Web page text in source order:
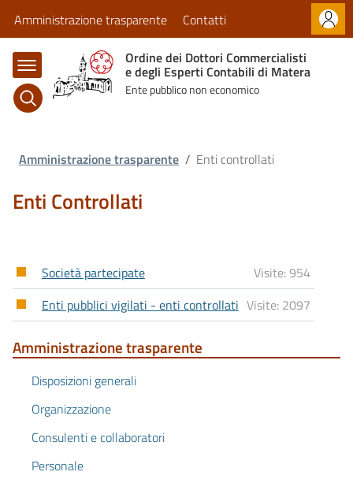
Amministrazione trasparente
Contatti
Ordine dei Dottori Commercialisti
e degli Esperti Contabili di Matera
Ente pubblico non economico
Normativa
Servizi
Amministrazione trasparente / Enti controllati
Enti Controllati
Società partecipate
954
Enti pubblici vigilati - enti controllati
2097
Amministrazione trasparente
Disposizioni generali
Organizzazione
Consulenti e collaboratori
Personale